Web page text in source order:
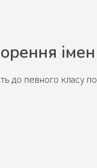
до певного класу